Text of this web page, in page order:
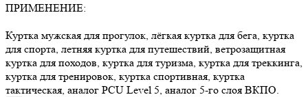
ПРИМЕНЕНИЕ:
Куртка мужская для прогулок, лёгкая куртка для бега, куртка
для спорта, летняя куртка для путешествий, ветрозащитная
куртка для походов, куртка для туризма, куртка для треккинга,
куртка для тренировок, куртка спортивная, куртка
тактическая, аналог PCU Level 5, аналог 5-го слоя ВКПО.